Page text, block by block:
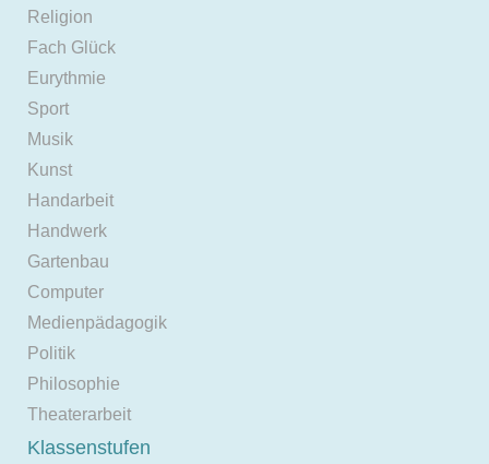
Religion
Fach Glück
Eurythmie
Sport
Musik
Kunst
Handarbeit
Handwerk
Gartenbau
Computer
Medienpädagogik
Politik
Philosophie
Theaterarbeit
Klassenstufen